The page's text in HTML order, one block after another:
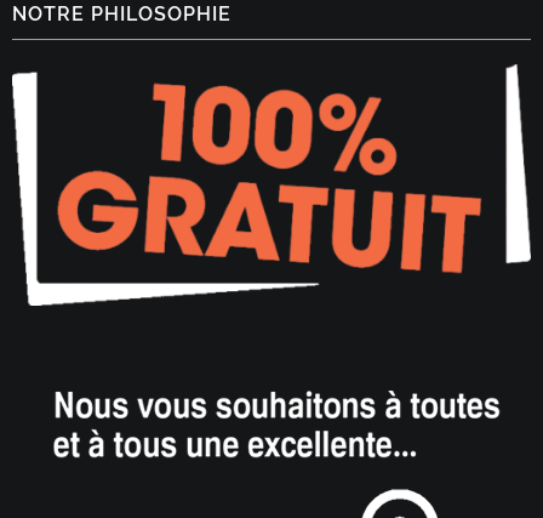
NOTRE PHILOSOPHIE